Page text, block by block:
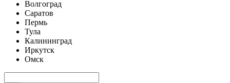
Волгоград
Саратов
Пермь
Тула
Калининград
Иркутск
Омск